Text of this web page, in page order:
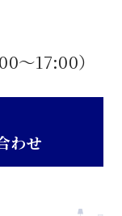
〜17:00）
わせ